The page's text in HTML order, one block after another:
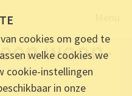
woon-
cookies om goed te
welke cookies we
cookie-instellingen
in onze